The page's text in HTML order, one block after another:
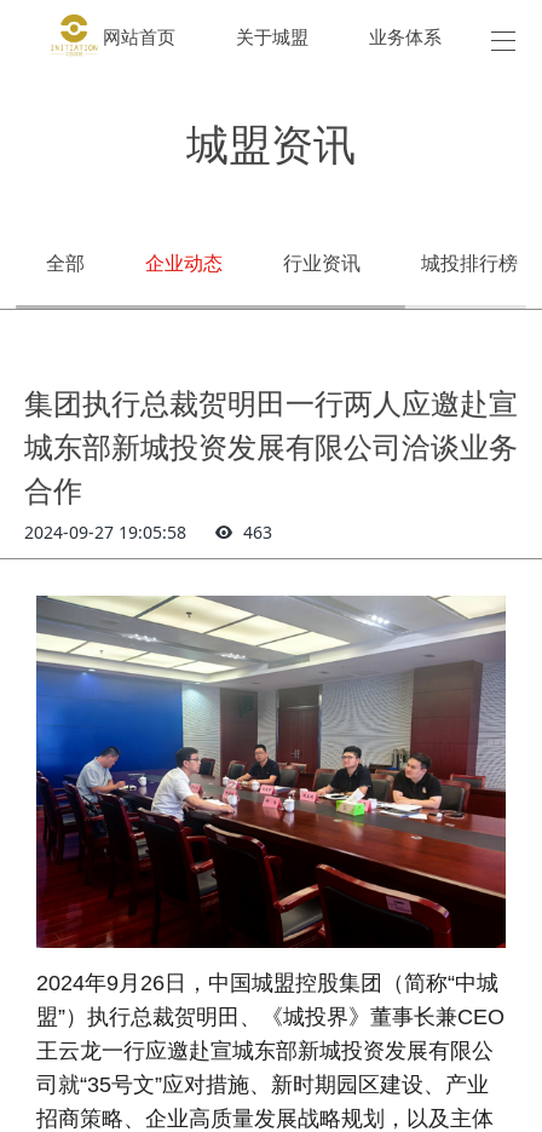
网站首页 关于城盟 业务体系 城
城盟资讯
全部 企业动态 行业资讯 城投排行榜
集团执行总裁贺明田一行两人应邀赴宣
城东部新城投资发展有限公司洽谈业务
合作
2024-09-27 19:05:58 463
2024年9月26日，中国城盟控股集团（简称“中城
盟”）执行总裁贺明田、《城投界》董事长兼CEO
王云龙一行应邀赴宣城东部新城投资发展有限公
司就“35号文”应对措施、新时期园区建设、产业
招商策略、企业高质量发展战略规划，以及主体